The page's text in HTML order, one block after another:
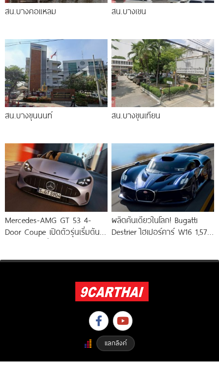
สน.บางคอแหลม สน.บางเขน
สน.บางขุนนนท์ สน.บางขุนเทียน
Mercedes-AMG GT 53 4-
Door Coupe เปิดตัวรุ่นเริ่มต้น
ผลิตคันเดียวในโลก! Bugatti
Destrier ไฮเปอร์คาร์ W16 1,578
แลกลิงค์